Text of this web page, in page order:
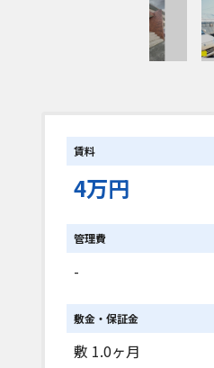
賃料
4万円
管理費
-
敷金・保証金
敷 1.0ヶ月